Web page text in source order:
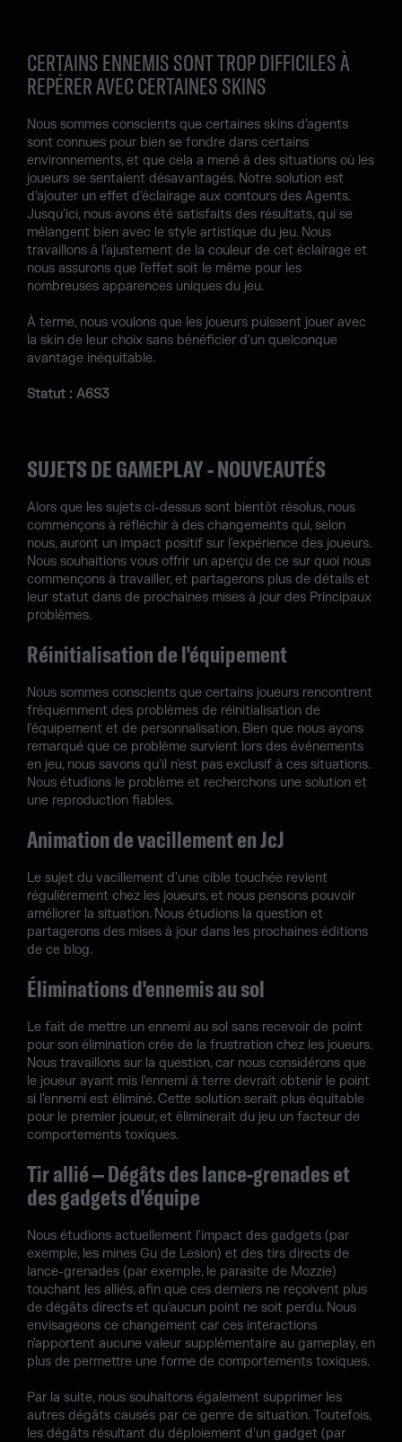
CERTAINS ENNEMIS SONT TROP DIFFICILES À
REPÉRER AVEC CERTAINES SKINS
Nous sommes conscients que certaines skins d'agents
sont connues pour bien se fondre dans certains
environnements, et que cela a mené à des situations où les
joueurs se sentaient désavantagés. Notre solution est
d'ajouter un effet d'éclairage aux contours des Agents.
Jusqu'ici, nous avons été satisfaits des résultats, qui se
mélangent bien avec le style artistique du jeu. Nous
travaillons à l'ajustement de la couleur de cet éclairage et
nous assurons que l'effet soit le même pour les
nombreuses apparences uniques du jeu.
À terme, nous voulons que les joueurs puissent jouer avec
la skin de leur choix sans bénéficier d'un quelconque
avantage inéquitable.
Statut : A6S3
SUJETS DE GAMEPLAY - NOUVEAUTÉS
Alors que les sujets ci-dessus sont bientôt résolus, nous
commençons à réfléchir à des changements qui, selon
nous, auront un impact positif sur l'expérience des joueurs.
Nous souhaitions vous offrir un aperçu de ce sur quoi nous
commençons à travailler, et partagerons plus de détails et
leur statut dans de prochaines mises à jour des Principaux
problèmes.
Réinitialisation de l'équipement
Nous sommes conscients que certains joueurs rencontrent
fréquemment des problèmes de réinitialisation de
l'équipement et de personnalisation. Bien que nous ayons
remarqué que ce problème survient lors des événements
en jeu, nous savons qu'il n'est pas exclusif à ces situations.
Nous étudions le problème et recherchons une solution et
une reproduction fiables.
Animation de vacillement en JcJ
Le sujet du vacillement d'une cible touchée revient
régulièrement chez les joueurs, et nous pensons pouvoir
améliorer la situation. Nous étudions la question et
partagerons des mises à jour dans les prochaines éditions
de ce blog.
Éliminations d'ennemis au sol
Le fait de mettre un ennemi au sol sans recevoir de point
pour son élimination crée de la frustration chez les joueurs.
Nous travaillons sur la question, car nous considérons que
le joueur ayant mis l'ennemi à terre devrait obtenir le point
si l'ennemi est éliminé. Cette solution serait plus équitable
pour le premier joueur, et éliminerait du jeu un facteur de
comportements toxiques.
Tir allié – Dégâts des lance-grenades et
des gadgets d'équipe
Nous étudions actuellement l'impact des gadgets (par
exemple, les mines Gu de Lesion) et des tirs directs de
lance-grenades (par exemple, le parasite de Mozzie)
touchant les alliés, afin que ces derniers ne reçoivent plus
de dégâts directs et qu'aucun point ne soit perdu. Nous
envisageons ce changement car ces interactions
n'apportent aucune valeur supplémentaire au gameplay, en
plus de permettre une forme de comportements toxiques.
Par la suite, nous souhaitons également supprimer les
autres dégâts causés par ce genre de situation. Toutefois,
les dégâts résultant du déploiement d'un gadget (par